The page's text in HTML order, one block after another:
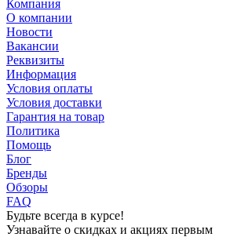
Компания
О компании
Новости
Вакансии
Реквизиты
Информация
Условия оплаты
Условия доставки
Гарантия на товар
Политика
Помощь
Блог
Бренды
Обзоры
FAQ
Будьте всегда в курсе!
Узнавайте о скидках и акциях первым